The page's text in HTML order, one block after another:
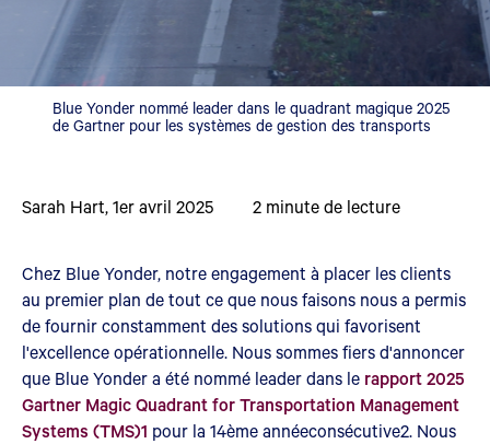
Blue Yonder nommé leader dans le quadrant magique 2025
de Gartner pour les systèmes de gestion des transports
Sarah Hart,1er avril 2025 2 minute de lecture
Chez Blue Yonder, notre engagement à placer les clients
au premier plan de tout ce que nous faisons nous a permis
de fournir constamment des solutions qui favorisent
l'excellence opérationnelle. Nous sommes fiers d'annoncer
que Blue Yonder a été nommé leader dans le rapport 2025
Gartner Magic Quadrant for Transportation Management
Systems (TMS)1 pour la 14ème annéeconsécutive2. Nous